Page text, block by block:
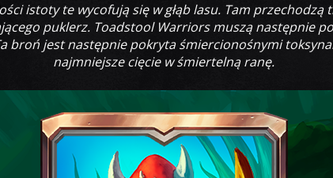
istoty te wycofują się w głąb lasu. Tam
puklerz. Toadstool Warriors muszą następnie
broń jest następnie pokryta śmiercionośnymi
najmniejsze cięcie w śmiertelną ranę.